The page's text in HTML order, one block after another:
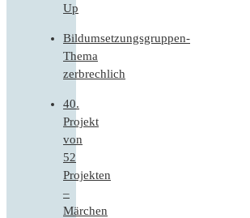
Up
Bildumsetzungsgruppen-
Thema
zerbrechlich
40.
Projekt
von
52
Projekten
–
Märchen